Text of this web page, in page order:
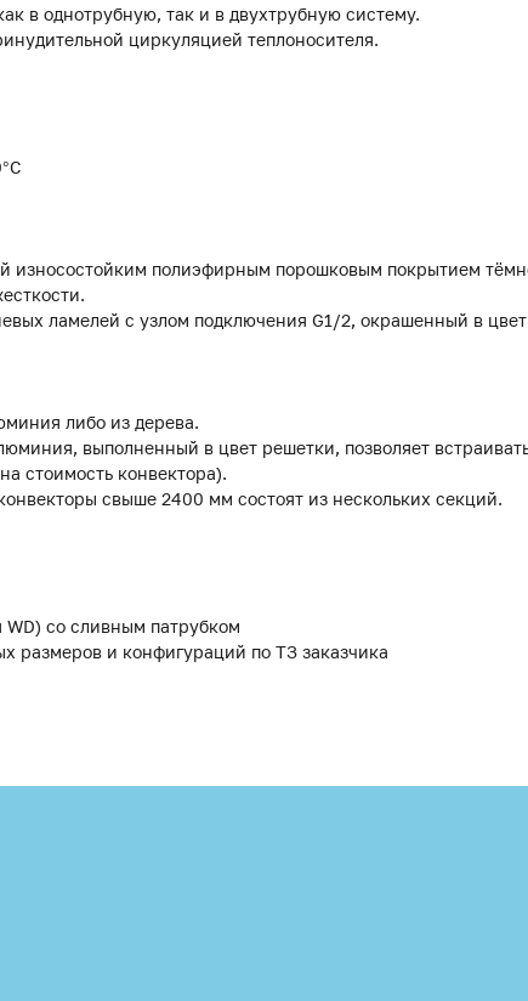
в однотрубную, так и в двухтрубную систему.
циркуляцией теплоносителя.
износостойким полиэфирным порошковым покрытием
ламелей с узлом подключения G1/2, окрашенный в цвет
либо из дерева.
выполненный в цвет решетки, позволяет
стоимость конвектора).
свыше 2400 мм состоят из нескольких секций.
со сливным патрубком
размеров и конфигураций по ТЗ заказчика